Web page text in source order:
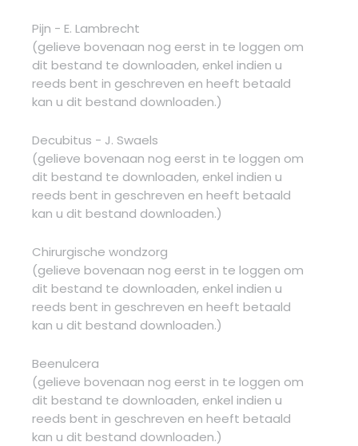
Pijn - E. Lambrecht
(gelieve bovenaan nog eerst in te loggen om
dit bestand te downloaden, enkel indien u
reeds bent in geschreven en heeft betaald
kan u dit bestand downloaden.)
Decubitus - J. Swaels
(gelieve bovenaan nog eerst in te loggen om
dit bestand te downloaden, enkel indien u
reeds bent in geschreven en heeft betaald
kan u dit bestand downloaden.)
Chirurgische wondzorg
(gelieve bovenaan nog eerst in te loggen om
dit bestand te downloaden, enkel indien u
reeds bent in geschreven en heeft betaald
kan u dit bestand downloaden.)
Beenulcera
(gelieve bovenaan nog eerst in te loggen om
dit bestand te downloaden, enkel indien u
reeds bent in geschreven en heeft betaald
kan u dit bestand downloaden.)